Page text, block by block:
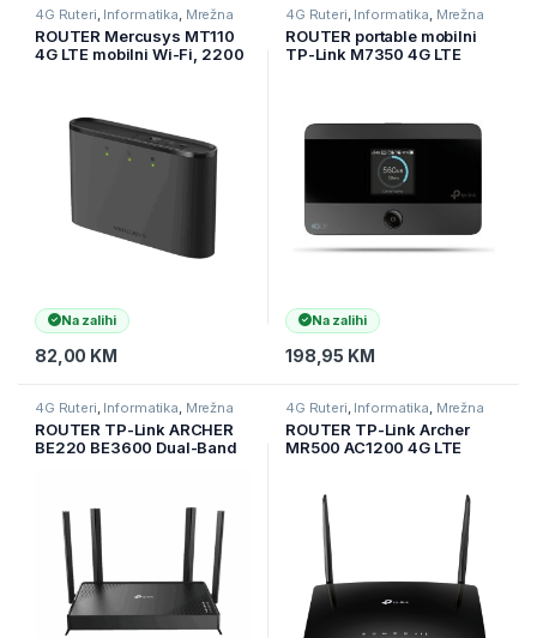
4G Ruteri Informatika Mrežna
ROUTER Mercusys MT110
4G LTE mobilni Wi-Fi, 2200
and Play
Na zalihi
82,00 KM
4G Ruteri Informatika Mrežna
ROUTER portable mobilni
TP-Link M7350 4G LTE
Na zalihi
198,95 KM
4G Ruteri Informatika Mrežna
ROUTER TP-Link ARCHER
BE220 BE3600 Dual-Band
4G Ruteri Informatika Mrežna
ROUTER TP-Link Archer
MR500 AC1200 4G LTE
4G+ LTE, 867 Mbps na 5
GHz + 300 Mbps na 2,4,
ARCHER-MR500